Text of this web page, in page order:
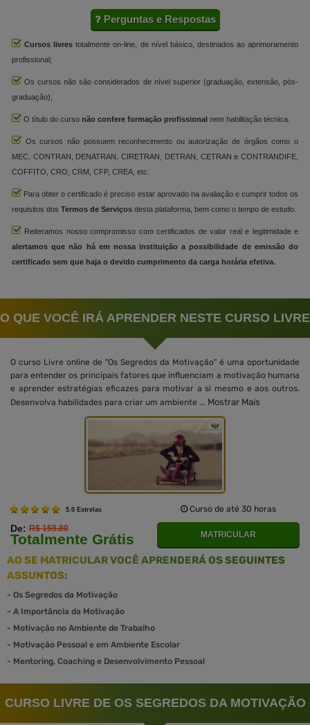
Perguntas e Respostas
Cursos livres totalmente on-line, de nível básico, destinados ao aprimoramento
profissional;
Os cursos não são considerados de nível superior (graduação, extensão, pós-
graduação);
O título do curso não confere formação profissional nem habilitação técnica.
Os cursos não possuem reconhecimento ou autorização de órgãos como o
MEC, CONTRAN, DENATRAN, CIRETRAN, DETRAN, CETRAN e CONTRANDIFE,
COFFITO, CRO, CRM, CFP, CREA, etc.
Para obter o certificado é preciso estar aprovado na avaliação e cumprir todos os
requisitos dos Termos de Serviços desta plataforma, bem como o tempo de estudo.
Reiteramos nosso compromisso com certificados de valor real e legitimidade e
alertamos que não há em nossa instituição a possibilidade de emissão do
certificado sem que haja o devido cumprimento da carga horária efetiva.
O QUE VOCÊ IRÁ APRENDER NESTE CURSO LIVRE
O curso Livre online de "Os Segredos da Motivação" é uma oportunidade
para entender os principais fatores que influenciam a motivação humana
e aprender estratégias eficazes para motivar a si mesmo e aos outros.
Desenvolva habilidades para criar um ambiente ... Mostrar Mais
5.0 Estrelas Curso de até 30 horas
De: R$ 159.80
Totalmente Grátis MATRICULAR
AO SE MATRICULAR VOCÊ APRENDERÁ OS SEGUINTES
ASSUNTOS:
- Os Segredos da Motivação
- A Importância da Motivação
- Motivação no Ambiente de Trabalho
- Motivação Pessoal e em Ambiente Escolar
- Mentoring, Coaching e Desenvolvimento Pessoal
CURSO LIVRE DE OS SEGREDOS DA MOTIVAÇÃO